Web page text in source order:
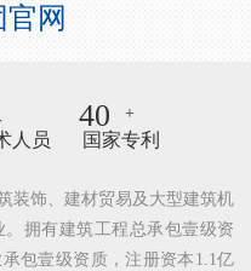
网
人员
40 +
国家专利
装饰、建材贸易及大型建筑机
拥有建筑工程总承包壹级资
包壹级资质，注册资本1.1亿